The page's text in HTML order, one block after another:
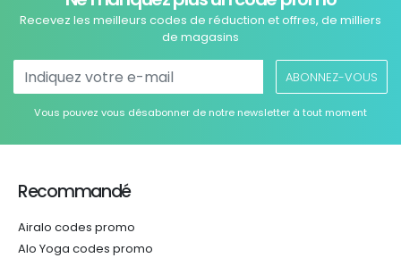
Recevez les meilleurs codes de réduction et offres, de milliers
de magasins
ABONNEZ-VOUS
Vous pouvez vous désabonner de notre newsletter à tout moment
Recommandé
Airalo codes promo
Alo Yoga codes promo